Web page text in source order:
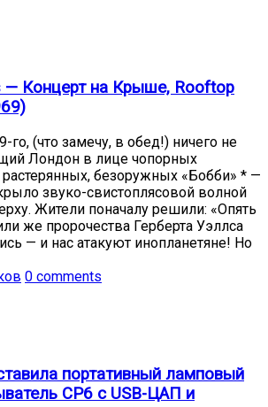
— Концерт на Крыше, Rooftop
го, (что замечу, в обед!) ничего не
Лондон в лице чопорных
растерянных, безоружных «Бобби» * —
звуко-свистоплясовой волной
Жители поначалу решили: «Опять
же пророчества Герберта Уэллса
— и нас атакуют инопланетяне! Но
0 comments
портативный ламповый
CP6 с USB-ЦАП и